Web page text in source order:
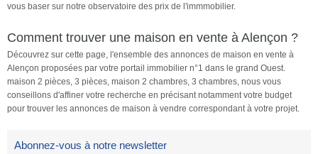
vous baser sur notre observatoire des prix de l'immmobilier.
Comment trouver une maison en vente à Alençon ?
Découvrez sur cette page, l'ensemble des annonces de maison en vente à
Alençon proposées par votre portail immobilier n°1 dans le grand Ouest.
maison 2 pièces, 3 pièces, maison 2 chambres, 3 chambres, nous vous
conseillons d'affiner votre recherche en précisant notamment votre budget
pour trouver les annonces de maison à vendre correspondant à votre projet.
Abonnez-vous à notre newsletter